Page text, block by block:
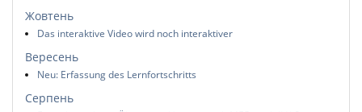
Жовтень
Das interaktive Video wird noch interaktiver
Вересень
Neu: Erfassung des Lernfortschritts
Серпень